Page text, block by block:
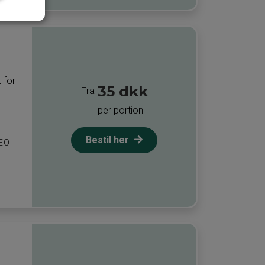
for
Fra 35 dkk
per portion
Bestil her